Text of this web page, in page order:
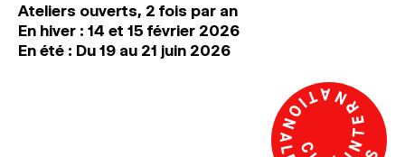
Ateliers ouverts, 2 fois par an
En hiver : 14 et 15 février 2026
En été : Du 19 au 21 juin 2026